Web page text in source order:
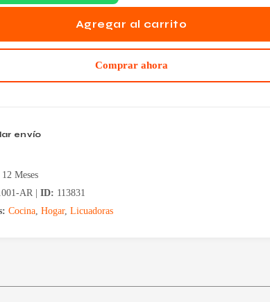
Agregar al carrito
Comprar ahora
envío
12 Meses
AR | ID: 113831
Cocina, Hogar, Licuadoras